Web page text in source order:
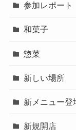
参加レポート
和菓子
惣菜
新しい場所
新メニュー登
新規開店